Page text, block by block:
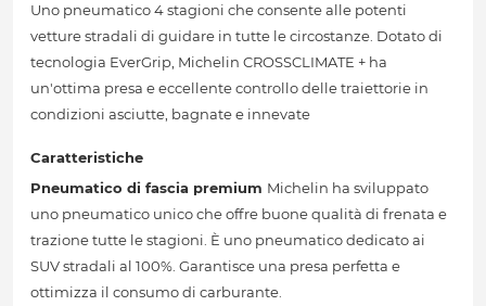
Uno pneumatico 4 stagioni che consente alle potenti
vetture stradali di guidare in tutte le circostanze. Dotato di
tecnologia EverGrip, Michelin CROSSCLIMATE + ha
un'ottima presa e eccellente controllo delle traiettorie in
condizioni asciutte, bagnate e innevate
Caratteristiche
Pneumatico di fascia premium Michelin ha sviluppato
uno pneumatico unico che offre buone qualità di frenata e
trazione tutte le stagioni. È uno pneumatico dedicato ai
SUV stradali al 100%. Garantisce una presa perfetta e
ottimizza il consumo di carburante.